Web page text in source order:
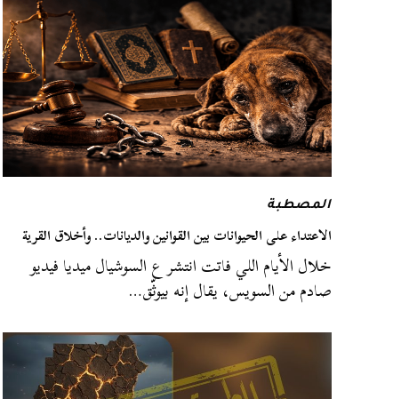
المصطبة
الاعتداء على الحيوانات بين القوانين والديانات.. وأخلاق القرية
خلال الأيام اللي فاتت انتشر ع السوشيال ميديا فيديو
صادم من السويس، يقال إنه بيوثّق…